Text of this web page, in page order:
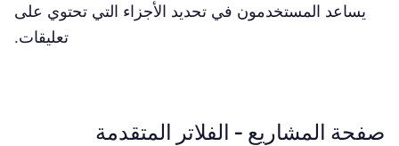
يساعد المستخدمون في تحديد الأجزاء التي تحتوي على
تعليقات.
صفحة المشاريع - الفلاتر المتقدمة